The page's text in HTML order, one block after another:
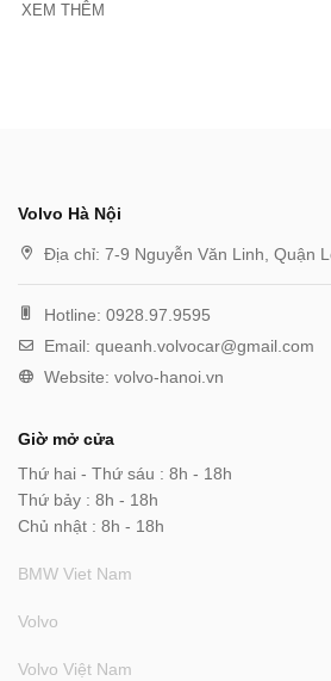
XEM THÊM
Volvo Hà Nội
Địa chỉ: 7-9 Nguyễn Văn Linh, Quận
Hotline: 0928.97.9595
Email: queanh.volvocar@gmail.com
Website: volvo-hanoi.vn
Giờ mở cửa
Thứ hai - Thứ sáu : 8h - 18h
Thứ bảy : 8h - 18h
Chủ nhật : 8h - 18h
BMW Viet Nam
Volvo
Volvo Việt Nam